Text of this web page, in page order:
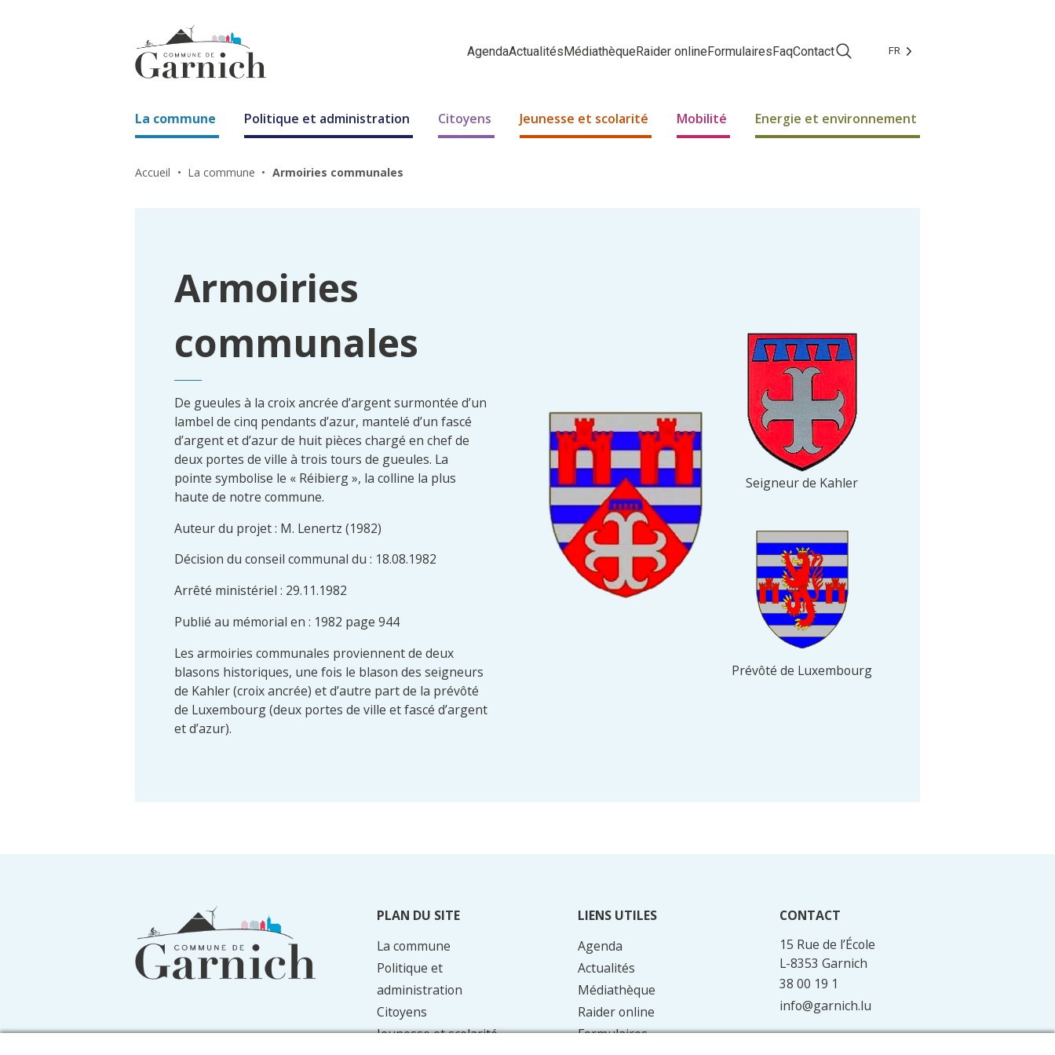
AgendaActualitésMédiathèqueRaider onlineFormulairesFaqContact Facebook
Instagram
FR
La commune Politique et administration Citoyens Jeunesse et scolarité Mobilité Energie et environnement
Accueil La commune Armoiries communales
Armoiries
communales
De gueules à la croix ancrée d’argent surmontée d’un
lambel de cinq pendants d’azur, mantelé d’un fascé
d’argent et d’azur de huit pièces chargé en chef de
deux portes de ville à trois tours de gueules. La
pointe symbolise le « Réibierg », la colline la plus
haute de notre commune.
Auteur du projet : M. Lenertz (1982)
Décision du conseil communal du : 18.08.1982
Arrêté ministériel : 29.11.1982
Publié au mémorial en : 1982 page 944
Les armoiries communales proviennent de deux
blasons historiques, une fois le blason des seigneurs
de Kahler (croix ancrée) et d’autre part de la prévôté
de Luxembourg (deux portes de ville et fascé d’argent
et d’azur).
Seigneur de Kahler
Prévôté de Luxembourg
PLAN DU SITE
La commune
Politique et
administration
Citoyens
Jeunesse et scolarité
LIENS UTILES
Agenda
Actualités
Médiathèque
Raider online
Formulaires
CONTACT
15 Rue de l’École
L-8353 Garnich
38 00 19 1
info@garnich.lu
Facebook
Instagram